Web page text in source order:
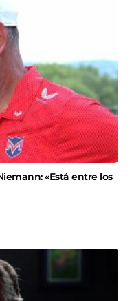
«Está entre los